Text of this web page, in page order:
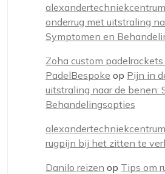
onderrug met uitstraling
Symptomen en
Zoha custom
PadelBespoke op Pijn in
uitstraling naar de benen:
Behandelingsopties
rugpijn bij het zitten te
Danilo reizen op Tips om